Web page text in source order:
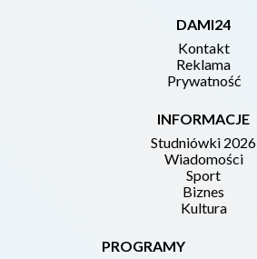
DAMI24
Kontakt
Reklama
Prywatność
INFORMACJE
Studniówki 2026
Wiadomości
Sport
Biznes
Kultura
PROGRAMY